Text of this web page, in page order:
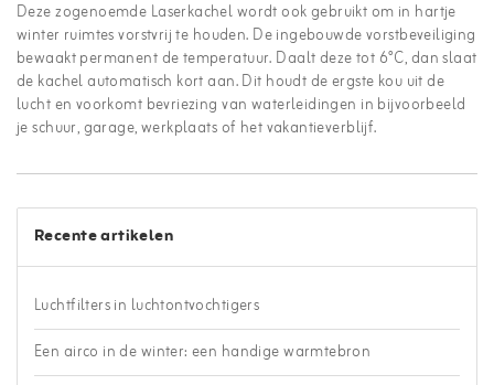
Deze zogenoemde Laserkachel wordt ook gebruikt om in hartje
winter ruimtes vorstvrij te houden. De ingebouwde vorstbeveiliging
bewaakt permanent de temperatuur. Daalt deze tot 6°C, dan slaat
de kachel automatisch kort aan. Dit houdt de ergste kou uit de
lucht en voorkomt bevriezing van waterleidingen in bijvoorbeeld
je schuur, garage, werkplaats of het vakantieverblijf.
Recente artikelen
Luchtfilters in luchtontvochtigers
Een airco in de winter: een handige warmtebron